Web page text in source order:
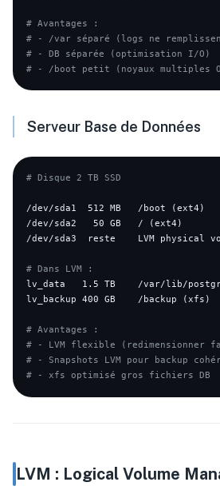
# Avantages :
# - /var séparé (logs ne
# - DB séparée (optimisation I/O)
# - /boot petit (noyaux multiples
Serveur Base de Données
# Disque 2 TB SSD
/dev/sda1  512 MB   /boot (ext4)
/dev/sda2   50 GB   / (ext4)
/dev/sda3  reste    LVM physical
# Dans LVM :
lv_data   1.5 TB    /var/lib/
lv_backup 400 GB    /backup (xfs)
# Avantages :
# - LVM flexible (redimensionner
# - Snapshots LVM pour backup
# - xfs optimisé gros fichiers DB
LVM : Logical Volume